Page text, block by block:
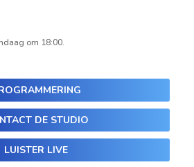
om 18:00.
DE STUDIO
LUISTER LIVE